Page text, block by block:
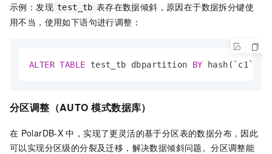
示例：发现 test_tb 表存在数据倾斜，原因在于数据拆分键使
用不当，使用如下语句进行调整：
ALTER TABLE test_tb dbpartition BY hash(`c1`);
分区调整 （AUTO 模式数据库）
在 PolarDB-X 中，实现了更灵活的基于分区表的数据分布，因此
可以实现分区级的分裂及迁移，解决数据倾斜问题。分区调整能